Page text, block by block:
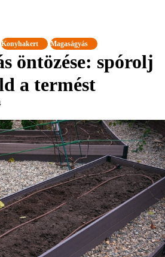
Konyhakert Magaságyás
öntözése: spórolj
a termést